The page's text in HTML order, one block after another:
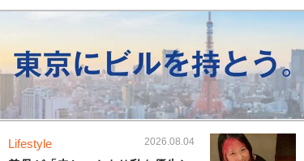
Lifestyle 2026.08.04